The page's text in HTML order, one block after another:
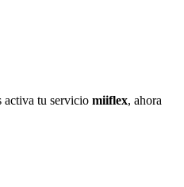
activa tu servicio miiflex, ahora